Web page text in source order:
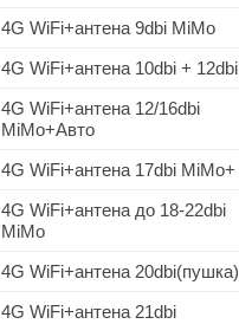
4G WiFi+антена 9dbi MiMo
4G WiFi+антена 10dbi + 12dbi
4G WiFi+антена 12/16dbi
MiMo+Авто
4G WiFi+антена 17dbi MiMo+
4G WiFi+антена до 18-22dbi
MiMo
4G WiFi+антена 20dbi(пушка)
4G WiFi+антена 21dbi